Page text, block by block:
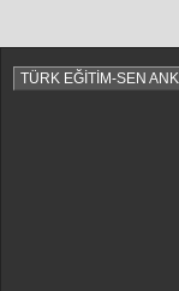
TÜRK EĞİTİM-SEN